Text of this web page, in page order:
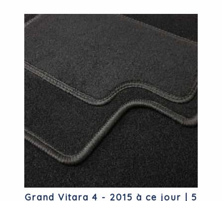
Grand Vitara 4 - 2015 à ce jour | 5